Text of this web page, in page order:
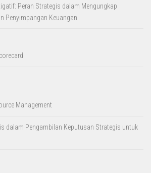
Peran Strategis dalam Mengungkap
Penyimpangan Keuangan
Management
dalam Pengambilan Keputusan Strategis untuk